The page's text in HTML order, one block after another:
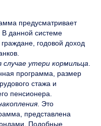
предусматривает
В данной системе
годовой доход
утери кормильца
программа, размер
стажа и
пенсионера.
. Это
представлена
Подобные